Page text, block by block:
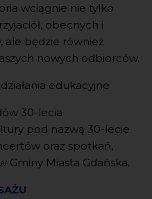
wciągnie nie tylko
obecnych i
ale będzie również
nowych odbiorców.
edukacyjne
30-lecia
pod nazwą 30-lecie
oraz spotkań,
Gminy Miasta Gdańska.